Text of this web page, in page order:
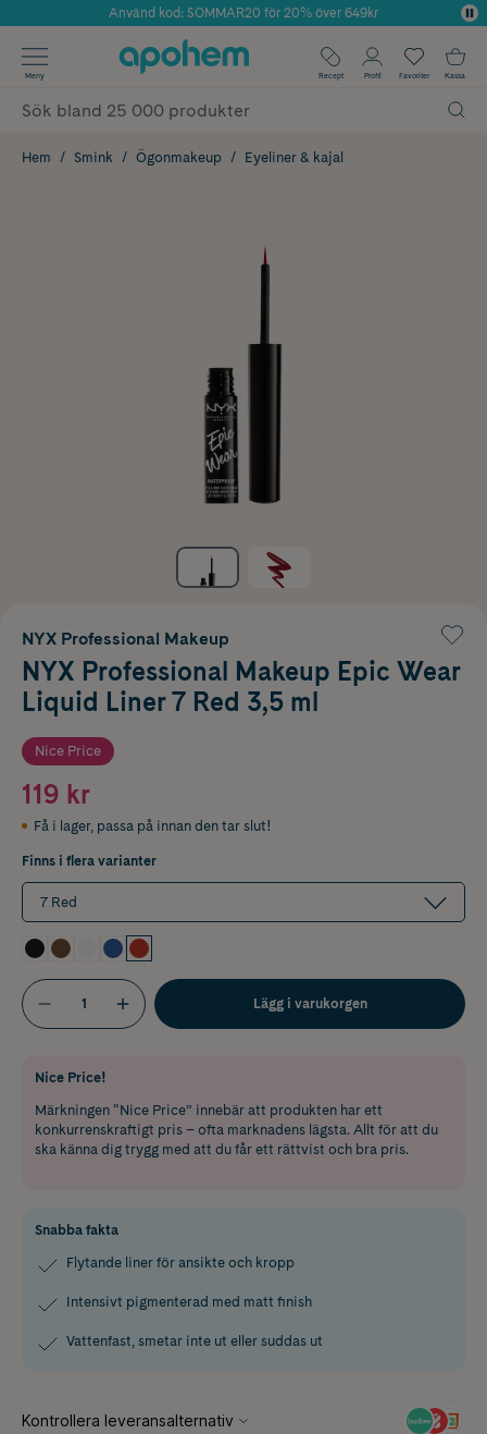
Årets Butik 2025 inom Skönhet
Använd kod: SOMMAR20 för 20% över 649kr
✓ Fri frakt
✓ Poäng på alla köp*
Meny Recept Profil Favoriter Kassa
Hem Smink Ögonmakeup Eyeliner & kajal
NYX Professional Makeup
NYX Professional Makeup Epic Wear
Liquid Liner 7 Red 3,5 ml
Nice Price
119 kr
Få i lager, passa på innan den tar slut!
Finns i flera varianter
7 Red
Lägg i varukorgen
Nice Price!
Märkningen “Nice Price” innebär att produkten har ett
konkurrenskraftigt pris – ofta marknadens lägsta. Allt för att du
ska känna dig trygg med att du får ett rättvist och bra pris.
Snabba fakta
Flytande liner för ansikte och kropp
Intensivt pigmenterad med matt finish
Vattenfast, smetar inte ut eller suddas ut